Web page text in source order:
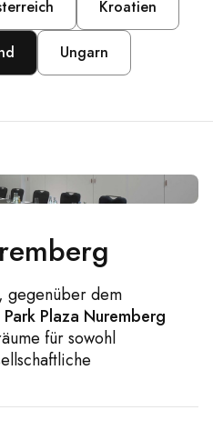
Kroatien
Ungarn
, gegenüber dem
Park Plaza Nuremberg
für sowohl